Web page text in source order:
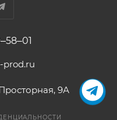
prod.ru
9А